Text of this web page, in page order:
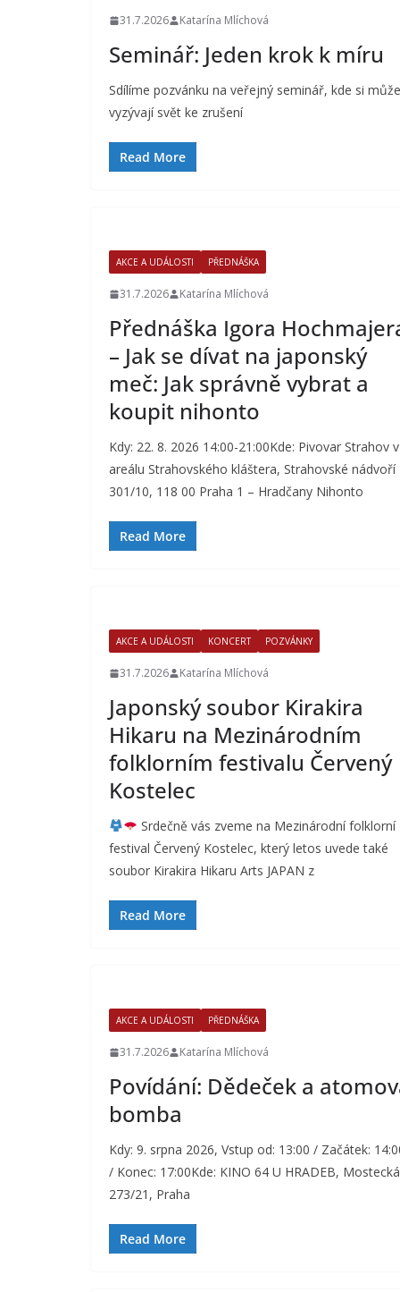
31.7.2026 Katarína Mlíchová
Seminář: Jeden krok k míru
Sdílíme pozvánku na veřejný seminář, kde si
vyzývají svět ke zrušení
Read More
AKCE A UDÁLOSTI PŘEDNÁŠKA
31.7.2026 Katarína Mlíchová
Přednáška Igora
– Jak se dívat na japonský
meč: Jak správně vybrat a
koupit nihonto
Kdy: 22. 8. 2026 14:00-21:00Kde: Pivovar Strahov v
areálu Strahovského kláštera, Strahovské nádvoří
301/10, 118 00 Praha 1 – Hradčany Nihonto
Read More
AKCE A UDÁLOSTI KONCERT POZVÁNKY
31.7.2026 Katarína Mlíchová
Japonský soubor Kirakira
Hikaru na Mezinárodním
folklorním festivalu Červený
Kostelec
Srdečně vás zveme na Mezinárodní folklorní
festival Červený Kostelec, který letos uvede také
soubor Kirakira Hikaru Arts JAPAN z
Read More
AKCE A UDÁLOSTI PŘEDNÁŠKA
31.7.2026 Katarína Mlíchová
Povídání: Dědeček a
bomba
Kdy: 9. srpna 2026, Vstup od: 13:00 / Začátek:
/ Konec: 17:00Kde: KINO 64 U HRADEB, Mostecká
273/21, Praha
Read More